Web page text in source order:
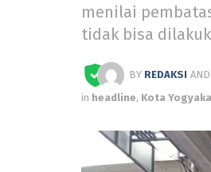
menilai
tidak bisa
BY REDAKSI AND
in headline, Kota